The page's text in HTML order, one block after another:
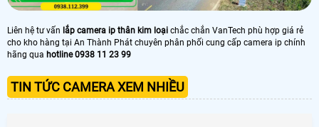
Liên hệ tư vấn lắp camera ip thân kim loại chắc chắn VanTech phù hợp giá rẻ
cho kho hàng tại An Thành Phát chuyên phân phối cung cấp camera ip chính
hãng qua hotline 0938 11 23 99
TIN TỨC CAMERA XEM NHIỀU